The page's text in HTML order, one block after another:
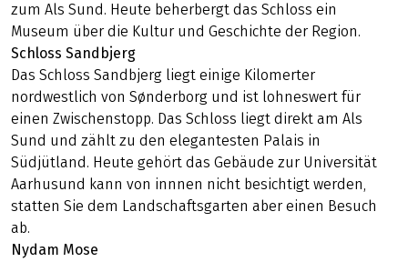
zum Als Sund. Heute beherbergt das Schloss ein
Museum über die Kultur und Geschichte der Region.
Schloss Sandbjerg
Das Schloss Sandbjerg liegt einige Kilomerter
nordwestlich von Sønderborg und ist lohneswert für
einen Zwischenstopp. Das Schloss liegt direkt am Als
Sund und zählt zu den elegantesten Palais in
Südjütland. Heute gehört das Gebäude zur Universität
Aarhusund kann von innnen nicht besichtigt werden,
statten Sie dem Landschaftsgarten aber einen Besuch
ab.
Nydam Mose